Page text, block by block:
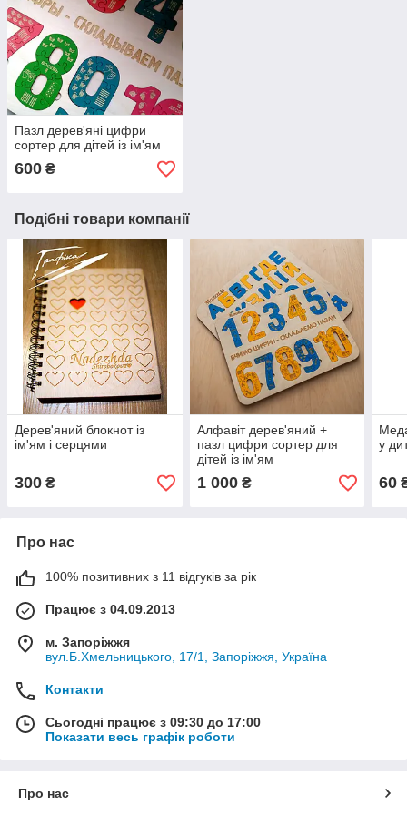
Пазл дерев'яні цифри
сортер для дітей із ім'ям
600 ₴
Подібні товари компанії
Дерев'яний блокнот із
ім'ям і серцями
300 ₴
Алфавіт дерев'яний +
пазл цифри сортер для
дітей із ім'ям
1 000₴
у
60
Про нас
100% позитивних з 11 відгуків за рік
Працює з 04.09.2013
м. Запоріжжя
вул.Б.Хмельницького, 17/1, Запоріжжя, Україна
Контакти
Сьогодні працює з 09:30 до 17:00
Показати весь графік роботи
Про нас